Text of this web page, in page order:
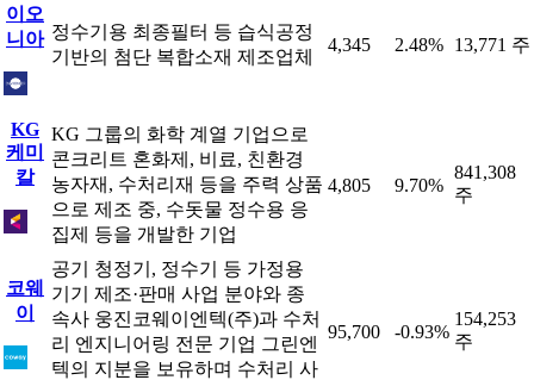
이오
니아 정수기용 최종필터 등 습식공정
기반의 첨단 복합소재 제조업체
4,345 2.48% 13,771 주
KG
케미
칼
KG 그룹의 화학 계열 기업으로
콘크리트 혼화제, 비료, 친환경
농자재, 수처리재 등을 주력 상품
으로 제조 중, 수돗물 정수용 응
집제 등을 개발한 기업
4,805 9.70%
841,308
주
코웨
이
공기 청정기, 정수기 등 가정용
기기 제조·판매 사업 분야와 종
속사 웅진코웨이엔텍(주)과 수처
리 엔지니어링 전문 기업 그린엔
텍의 지분을 보유하며 수처리 사
95,700 -0.93%
154,253
주